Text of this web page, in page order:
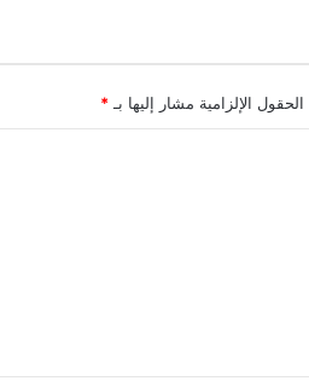
الحقول الإلزامية مشار إليها بـ *